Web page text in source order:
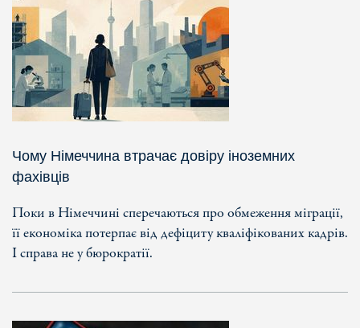
Чому Німеччина втрачає довіру іноземних
фахівців
Поки в Німеччині сперечаються про обмеження міграції,
її економіка потерпає від дефіциту кваліфікованих кадрів.
І справа не у бюрократії.